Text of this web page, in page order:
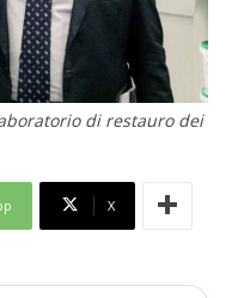
di restauro dei
X